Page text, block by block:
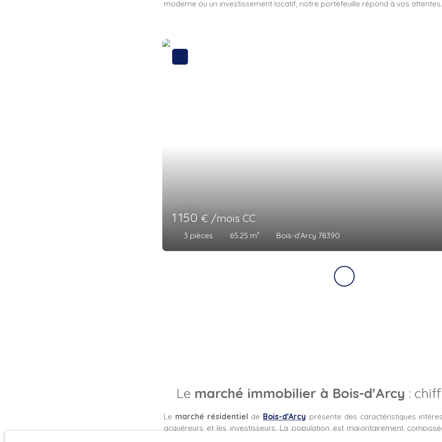
moderne ou un investissement locatif, notre portefeuille répond à vos attentes.
229 000
4pièces 75m² Bois-d'Arcy 78390
Le marché immobilier à Bois-d'Arcy :
Le marché résidentiel de Bois-d'Arcy présente des caractéristiques
acquéreurs et les investisseurs. La population est majoritairement